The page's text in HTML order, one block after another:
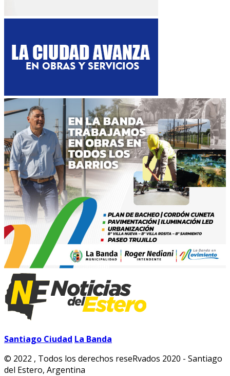
Santiago Ciudad La Banda
© 2022 , Todos los derechos reseRvados 2020 - Santiago
del Estero, Argentina